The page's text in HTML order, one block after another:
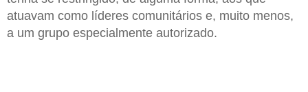
atuavam como líderes comunitários e, muito menos,
a um grupo especialmente autorizado.